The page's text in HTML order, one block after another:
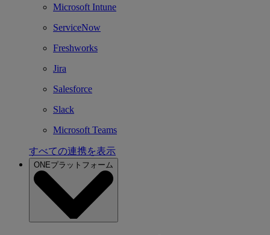
Microsoft Intune
ServiceNow
Freshworks
Jira
Salesforce
Slack
Microsoft Teams
すべての連携を表示
ONEプラットフォーム